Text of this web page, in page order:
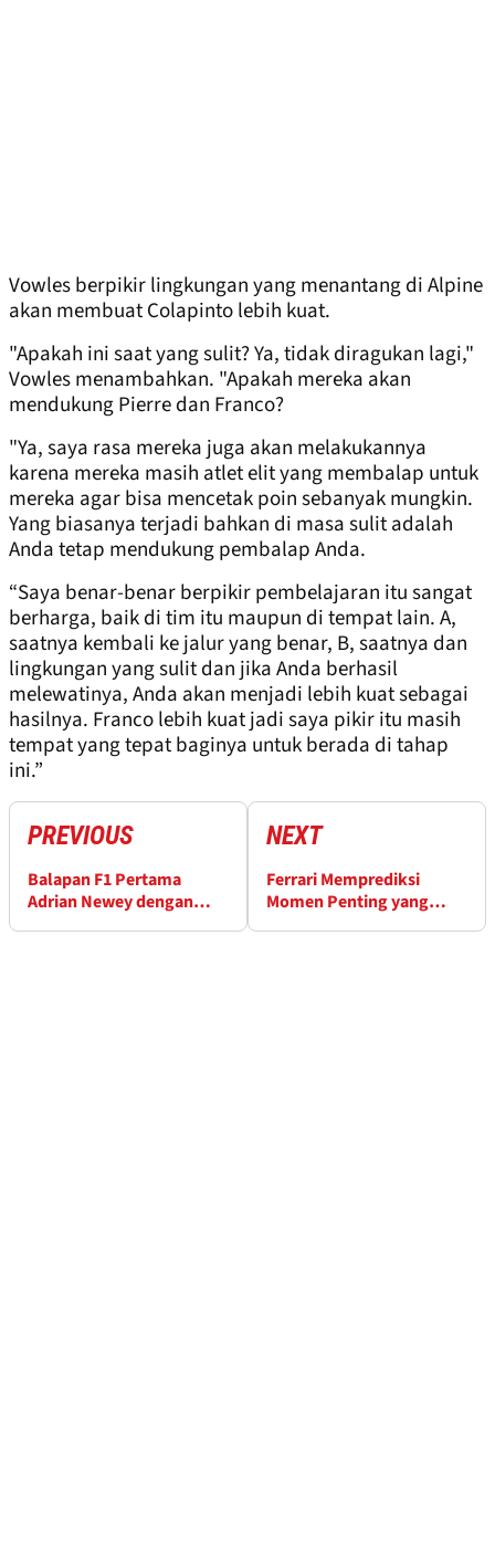
Vowles berpikir lingkungan yang menantang di Alpine
akan membuat Colapinto lebih kuat.
"Apakah ini saat yang sulit? Ya, tidak diragukan lagi,"
Vowles menambahkan. "Apakah mereka akan
mendukung Pierre dan Franco?
"Ya, saya rasa mereka juga akan melakukannya
karena mereka masih atlet elit yang membalap untuk
mereka agar bisa mencetak poin sebanyak mungkin.
Yang biasanya terjadi bahkan di masa sulit adalah
Anda tetap mendukung pembalap Anda.
“Saya benar-benar berpikir pembelajaran itu sangat
berharga, baik di tim itu maupun di tempat lain. A,
saatnya kembali ke jalur yang benar, B, saatnya dan
lingkungan yang sulit dan jika Anda berhasil
melewatinya, Anda akan menjadi lebih kuat sebagai
hasilnya. Franco lebih kuat jadi saya pikir itu masih
tempat yang tepat baginya untuk berada di tahap
ini.”
PREVIOUS
Balapan F1 Pertama
Adrian Newey dengan
NEXT
Ferrari Memprediksi
Momen Penting yang